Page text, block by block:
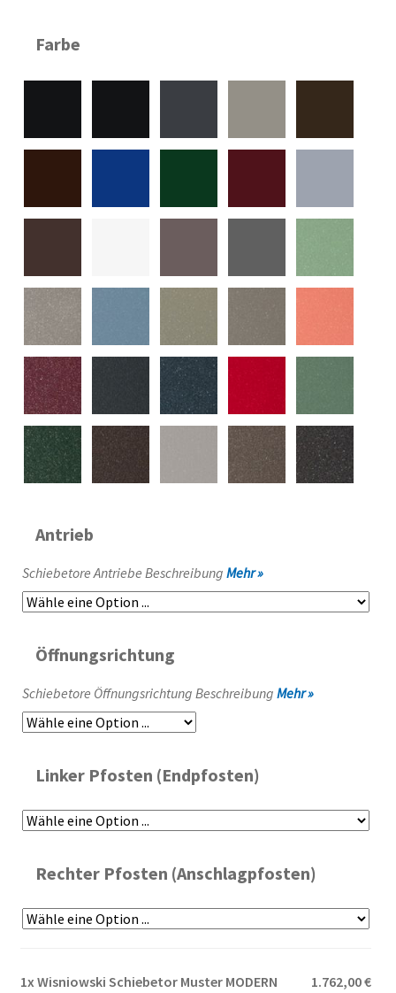
Farbe
Antrieb
Schiebetore Antriebe Beschreibung Mehr »
Öffnungsrichtung
Schiebetore Öffnungsrichtung Beschreibung Mehr »
Linker Pfosten (Endpfosten)
Rechter Pfosten (Anschlagpfosten)
1x Wisniowski Schiebetor Muster MODERN
1.762,00 €